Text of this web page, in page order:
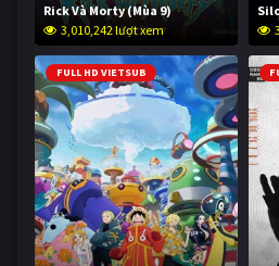
Rick Và Morty (Mùa 9)
3,010,242 lượt xem
FULL HD VIETSUB